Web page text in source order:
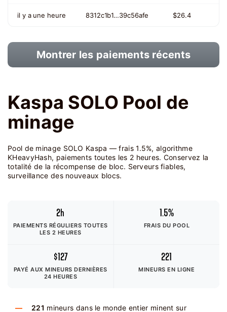
il y a une heure 8312c1b1…39c56afe $26.4
Montrer les paiements récents
Kaspa SOLO Pool de
minage
Pool de minage SOLO Kaspa — frais 1.5%, algorithme
KHeavyHash, paiements toutes les 2 heures. Conservez la
totalité de la récompense de bloc. Serveurs fiables,
surveillance des nouveaux blocs.
2h
PAIEMENTS RÉGULIERS TOUTES
LES 2 HEURES
1.5%
FRAIS DU POOL
$127
PAYÉ AUX MINEURSDERNIÈRES
24 HEURES
221
MINEURS EN LIGNE
221 mineurs dans le monde entier minent sur